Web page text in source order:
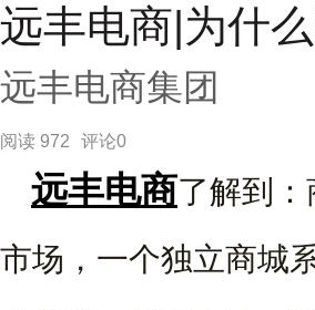
远丰电商|为什
远丰电商集团
阅读 972 评论0
远丰电商了解到
市场，一个独立商城